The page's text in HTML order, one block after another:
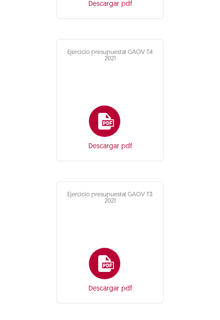
Descargar pdf
Ejercicio presupuestal GAOV T4
2021
Descargar pdf
Ejercicio presupuestal GAOV T3
2021
Descargar pdf